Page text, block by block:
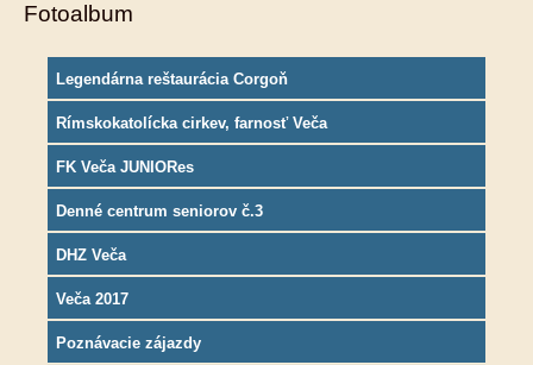
Fotoalbum
Legendárna reštaurácia Corgoň
Rímskokatolícka cirkev, farnosť Veča
FK Veča JUNIORes
Denné centrum seniorov č.3
DHZ Veča
Veča 2017
Poznávacie zájazdy